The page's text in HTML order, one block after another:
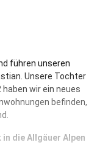
führen unseren
Unsere Tochter
wir ein neues
befinden,
die Allgäuer Alpen